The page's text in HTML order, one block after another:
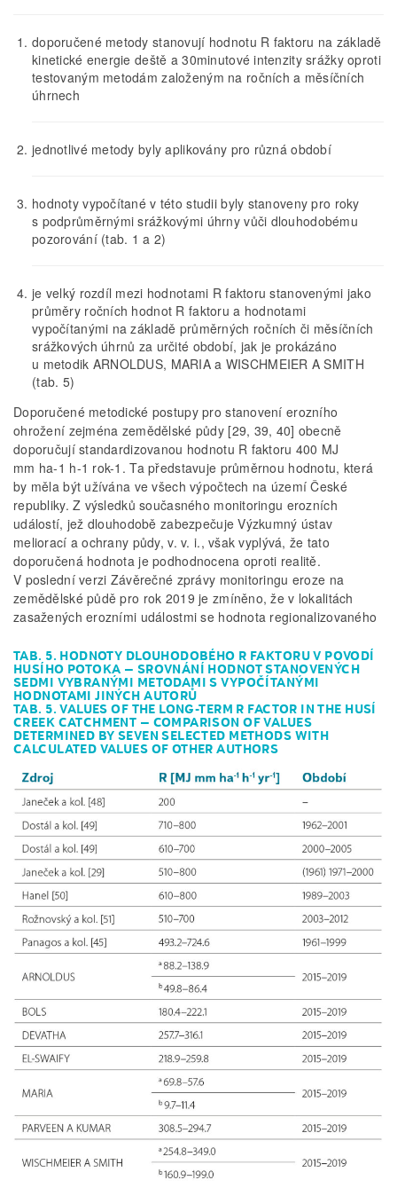
doporučené metody stanovují hodnotu R faktoru na základě
kinetické energie deště a 30minutové intenzity srážky oproti
testovaným metodám založeným na ročních a měsíčních
úhrnech
jednotlivé metody byly aplikovány pro různá období
hodnoty vypočítané v této studii byly stanoveny pro roky
s podprůměrnými srážkovými úhrny vůči dlouhodobému
pozorování (tab. 1 a 2)
je velký rozdíl mezi hodnotami R faktoru stanovenými jako
průměry ročních hodnot R faktoru a hodnotami
vypočítanými na základě průměrných ročních či měsíčních
srážkových úhrnů za určité období, jak je prokázáno
u metodik ARNOLDUS, MARIA a WISCHMEIER A SMITH
(tab. 5)
Doporučené metodické postupy pro stanovení erozního
ohrožení zejména zemědělské půdy [29, 39, 40] obecně
doporučují standardizovanou hodnotu R faktoru 400 MJ
mm ha-1 h-1 rok-1. Ta představuje průměrnou hodnotu, která
by měla být užívána ve všech výpočtech na území České
republiky. Z výsledků současného monitoringu erozních
událostí, jež dlouhodobě zabezpečuje Výzkumný ústav
meliorací a ochrany půdy, v. v. i., však vyplývá, že tato
doporučená hodnota je podhodnocena oproti realitě.
V poslední verzi Závěrečné zprávy monitoringu eroze na
zemědělské půdě pro rok 2019 je zmíněno, že v lokalitách
zasažených erozními událostmi se hodnota regionalizovaného
TAB. 5. HODNOTY DLOUHODOBÉHO R FAKTORU V POVODÍ
HUSÍHO POTOKA – SROVNÁNÍ HODNOT STANOVENÝCH
SEDMI VYBRANÝMI METODAMI S VYPOČÍTANÝMI
HODNOTAMI JINÝCH AUTORŮ
TAB. 5. VALUES OF THE LONG-TERM R FACTOR IN THE HUSÍ
CREEK CATCHMENT – COMPARISON OF VALUES
DETERMINED BY SEVEN SELECTED METHODS WITH
CALCULATED VALUES OF OTHER AUTHORS